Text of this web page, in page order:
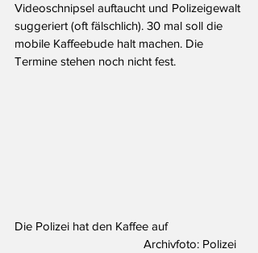
Videoschnipsel auftaucht und Polizeigewalt
suggeriert (oft fälschlich). 30 mal soll die
mobile Kaffeebude halt machen. Die
Termine stehen noch nicht fest.
Die Polizei hat den Kaffee auf